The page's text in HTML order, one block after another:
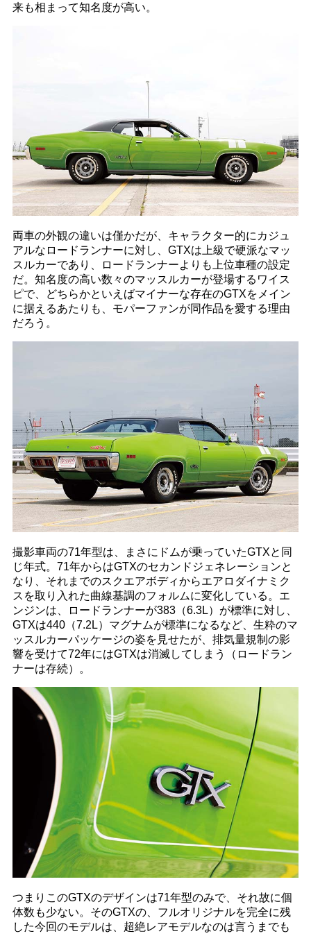
来も相まって知名度が高い。
両車の外観の違いは僅かだが、キャラクター的にカジュ
アルなロードランナーに対し、GTXは上級で硬派なマッ
スルカーであり、ロードランナーよりも上位車種の設定
だ。知名度の高い数々のマッスルカーが登場するワイス
ピで、どちらかといえばマイナーな存在のGTXをメイン
に据えるあたりも、モパーファンが同作品を愛する理由
だろう。
撮影車両の71年型は、まさにドムが乗っていたGTXと同
じ年式。71年からはGTXのセカンドジェネレーションと
なり、それまでのスクエアボディからエアロダイナミク
スを取り入れた曲線基調のフォルムに変化している。エ
ンジンは、ロードランナーが383（6.3L）が標準に対し、
GTXは440（7.2L）マグナムが標準になるなど、生粋のマ
ッスルカーパッケージの姿を見せたが、排気量規制の影
響を受けて72年にはGTXは消滅してしまう（ロードラン
ナーは存続）。
つまりこのGTXのデザインは71年型のみで、それ故に個
体数も少ない。そのGTXの、フルオリジナルを完全に残
した今回のモデルは、超絶レアモデルなのは言うまでも